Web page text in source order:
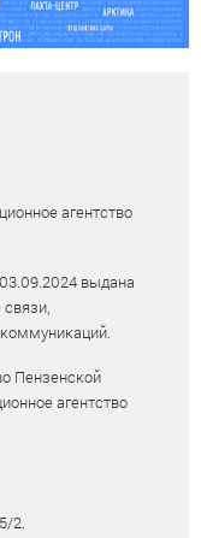
агентство
выдана
Пензенской
агентство
2.